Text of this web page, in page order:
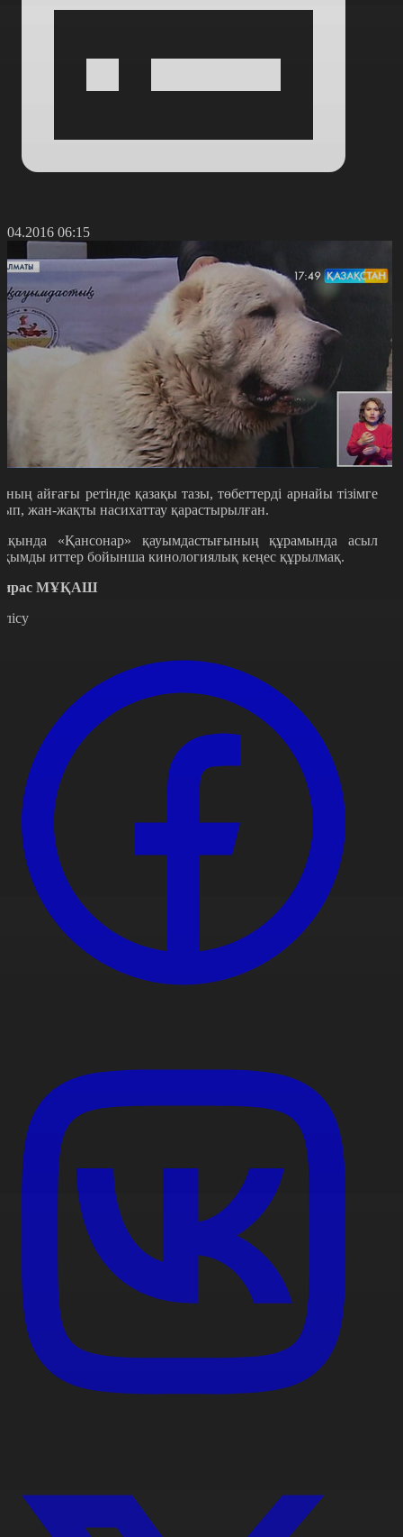
06:15
айғағы ретінде қазақы тазы, төбеттерді арнайы тізімге
жан-жақты насихаттау қарастырылған.
«Қансонар» қауымдастығының құрамында асыл
иттер бойынша кинологиялық кеңес құрылмақ.
МҰҚАШ